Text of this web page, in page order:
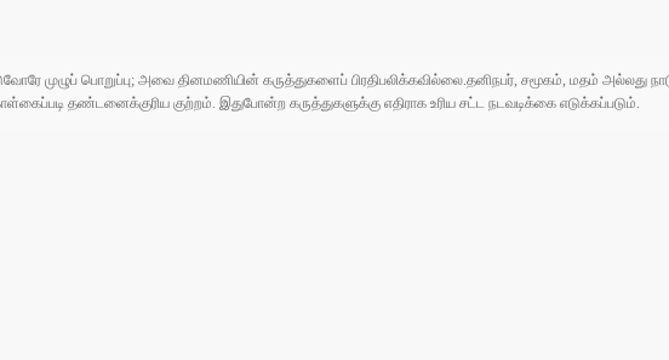
முழுப் பொறுப்பு; அவை தினமணியின் கருத்துகளைப் பிரதிபலிக்கவில்லை.தனிநபர், சமூகம், மதம் அல்லது
தண்டனைக்குரிய குற்றம். இதுபோன்ற கருத்துகளுக்கு எதிராக உரிய சட்ட நடவடிக்கை எடுக்கப்படும்.